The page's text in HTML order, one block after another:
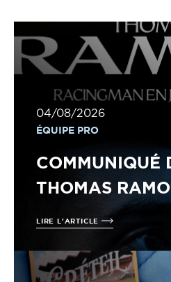
04/08/2026
ÉQUIPE PRO
COMMUNIQUÉ
THOMAS
LIRE L'ARTICLE